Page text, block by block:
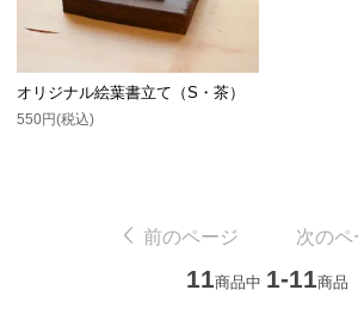
オリジナル絵葉書立て（S・茶）
550円(税込)
前のページ 次のペ
11商品中 1-11商品